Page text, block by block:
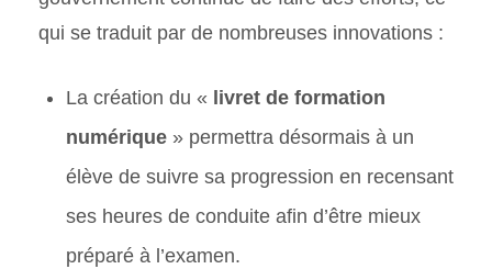
qui se traduit par de nombreuses innovations :
La création du « livret de formation
numérique » permettra désormais à un
élève de suivre sa progression en recensant
ses heures de conduite afin d’être mieux
préparé à l’examen.